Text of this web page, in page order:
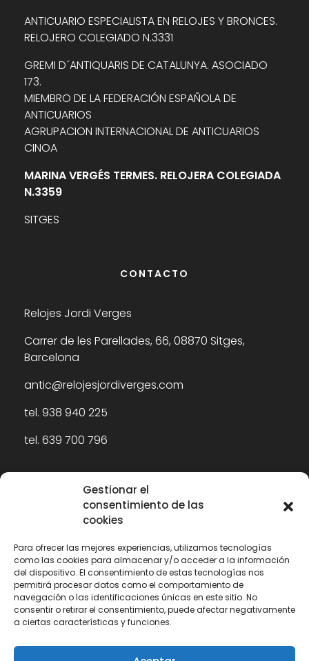
Gestionar el
consentimiento de las
cookies
Para ofrecer las mejores experiencias, utilizamos tecnologías
como las cookies para almacenar y/o acceder a la información
del dispositivo. El consentimiento de estas tecnologías nos
permitirá procesar datos como el comportamiento de
navegación o las identificaciones únicas en este sitio. No
consentir o retirar el consentimiento, puede afectar negativamente
a ciertas características y funciones.
ANTICUARIO ESPECIALISTA EN RELOJES Y BRONCES.
RELOJERO COLEGIADO N.3331
GREMI D´ANTIQUARIS DE CATALUNYA. ASOCIADO
173.
MIEMBRO DE LA FEDERACIÓN ESPAÑOLA DE
ANTICUARIOS
AGRUPACION INTERNACIONAL DE ANTICUARIOS
CINOA
MARINA VERGÉS TERMES. RELOJERA COLEGIADA
N.3359
SITGES
CONTACTO
Relojes Jordi Verges
Carrer de les Parellades, 66, 08870 Sitges,
Barcelona
antic@relojesjordiverges.com
tel. 938 940 225
tel. 639 700 796